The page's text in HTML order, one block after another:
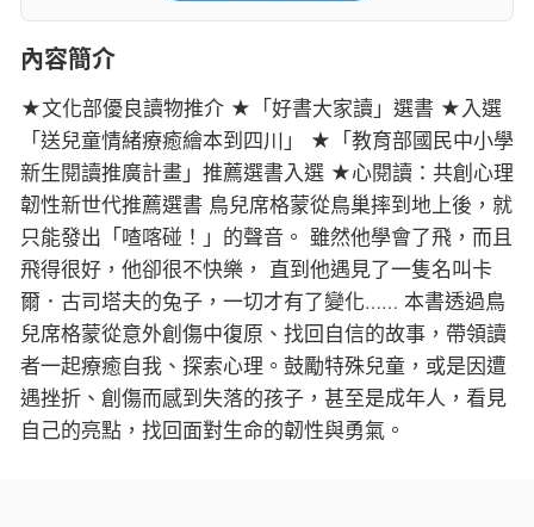
內容簡介
★文化部優良讀物推介 ★「好書大家讀」選書 ★入選
「送兒童情緒療癒繪本到四川」 ★「教育部國民中小學
新生閱讀推廣計畫」推薦選書入選 ★心閱讀：共創心理
韌性新世代推薦選書 鳥兒席格蒙從鳥巢摔到地上後，就
只能發出「喳喀碰！」的聲音。 雖然他學會了飛，而且
飛得很好，他卻很不快樂， 直到他遇見了一隻名叫卡
爾．古司塔夫的兔子，一切才有了變化…… 本書透過鳥
兒席格蒙從意外創傷中復原、找回自信的故事，帶領讀
者一起療癒自我、探索心理。鼓勵特殊兒童，或是因遭
遇挫折、創傷而感到失落的孩子，甚至是成年人，看見
自己的亮點，找回面對生命的韌性與勇氣。